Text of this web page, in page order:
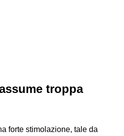
troppa
forte stimolazione, tale da